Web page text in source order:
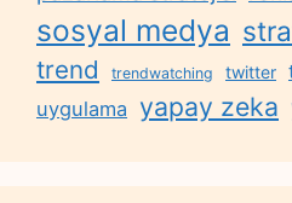
sosyal medya
trend trendwatching twitter
uygulama yapay zeka